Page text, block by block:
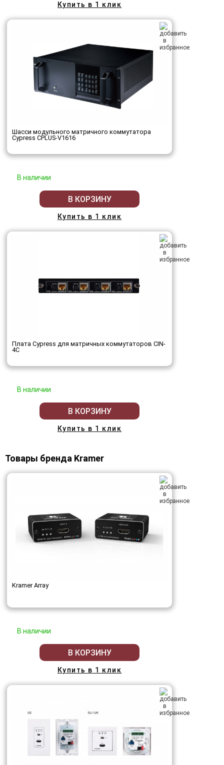
Купить в 1 клик
Шасси модульного матричного коммутатора
Cypress CPLUS-V1616
В наличии
В КОРЗИНУ
Купить в 1 клик
Плата Cypress для матричных коммутаторов CIN-
4C
В наличии
В КОРЗИНУ
Купить в 1 клик
Товары бренда Kramer
Kramer Array
В наличии
В КОРЗИНУ
Купить в 1 клик